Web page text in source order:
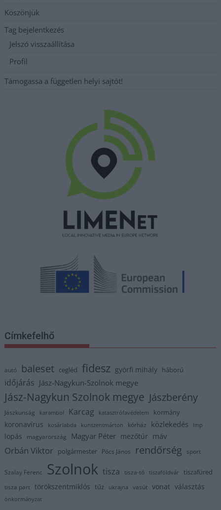
Köszönjük
Tag bejelentkezés
Jelszó visszaállítása
Profil
Támogassa a független helyi sajtót!
Címkefelhő
autó baleset cegléd fidesz györfi mihály háború
időjárás Jász-Nagykun-Szolnok megye
Jász-Nagykun Szolnok megye Jászberény
Jászkunság karambol Karcag katasztrófavédelem kormány
koronavírus kosárlabda kunszentmárton kórház közlekedés lmp
lopás magyarország Magyar Péter mezőtúr máv
Orbán Viktor polgármester Pócs János rendőrség sport
Szalay Ferenc Szolnok tisza tisza-tó tiszaföldvár tiszafüred
tisza part törökszentmiklós tűz ukrajna vasút vonat választás
önkormányzat